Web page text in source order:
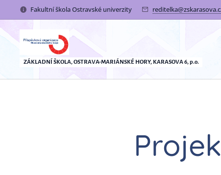
Fakultní škola Ostravské univerzity
ZÁKLADNÍ ŠKOLA, OSTRAVA-MARIÁNSKÉ HORY, KARASOVA 6, p.o.